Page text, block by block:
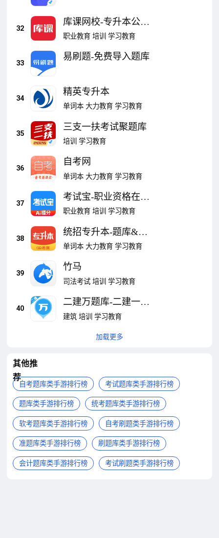
32
库课网校-专升本公考
学习备考
职业教育 培训 学习教育
33
易刷题-免费导入题库
34
精英专升本
单词本 大力教育 学习教育
35
三支一扶考试聚题库
培训 学习教育
36
自考网
单词本 大力教育 学习教育
37
考试宝-职业资格在线
考试题库
职业教育 培训 学习教育
38
统招专升本-题库&视
频课
单词本 大力教育 学习教育
39
竹马
司法考试 培训 学习教育
40
二建万题库-二建一建
建造师考证
建筑 培训 学习教育
加载更多
其他推
荐
自考题库类手游排行榜 考试题库类手游排行榜
题库类手游排行榜 统考题库类手游排行榜
软考题库类手游排行榜 自考刷题类手游排行榜
准题库类手游排行榜 刷题库类手游排行榜
会计题库类手游排行榜 考试刷题类手游排行榜